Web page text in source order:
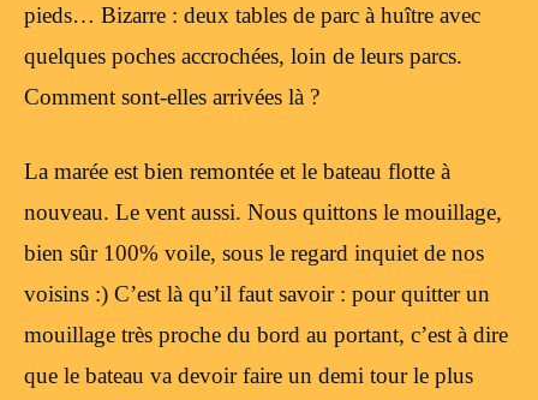
pieds… Bizarre : deux tables de parc à huître avec
quelques poches accrochées, loin de leurs parcs.
Comment sont-elles arrivées là ?
La marée est bien remontée et le bateau flotte à
nouveau. Le vent aussi. Nous quittons le mouillage,
bien sûr 100% voile, sous le regard inquiet de nos
voisins :) C’est là qu’il faut savoir : pour quitter un
mouillage très proche du bord au portant, c’est à dire
que le bateau va devoir faire un demi tour le plus